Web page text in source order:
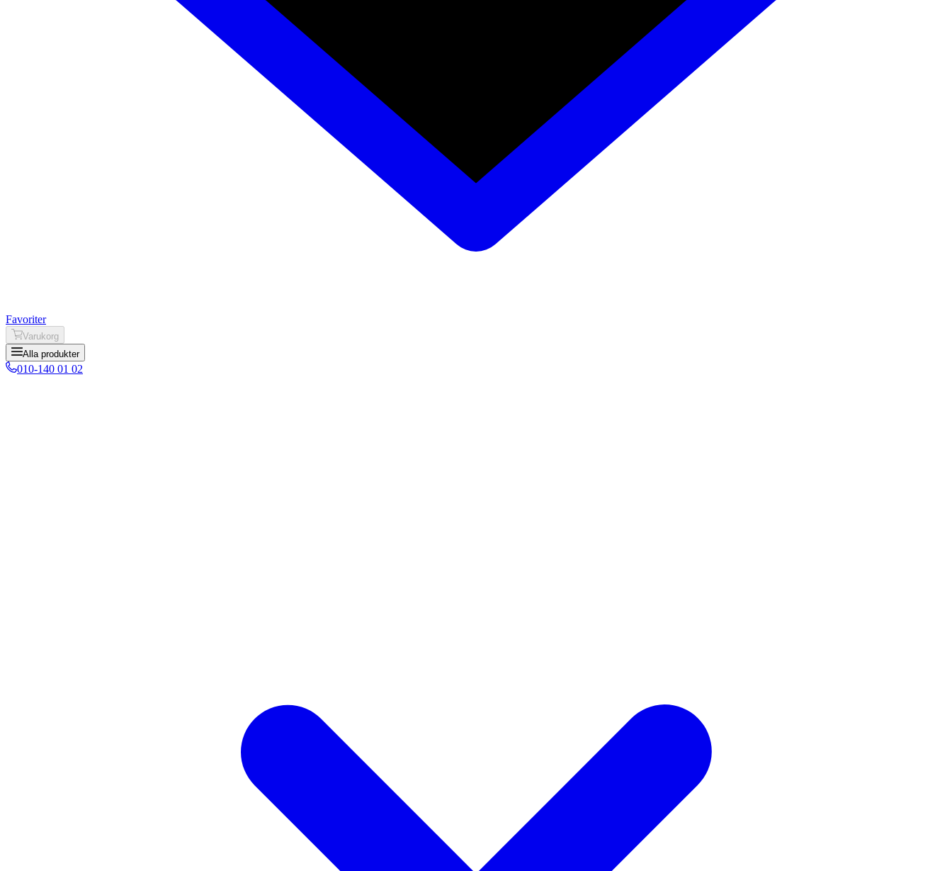
Favoriter
Varukorg
Alla produkter
010-140 01 02